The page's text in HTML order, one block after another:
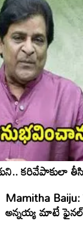
కరివేపాకులా
Mamitha
అన్నయ్య మాటే ఫైనల్‌